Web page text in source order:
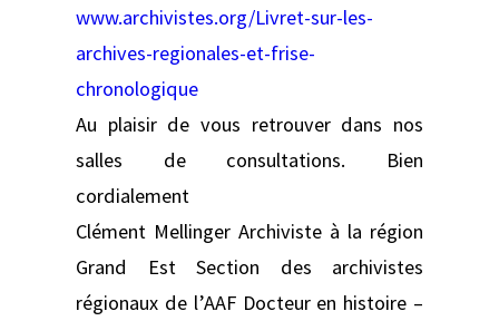
www.archivistes.org/Livret-sur-les-
archives-regionales-et-frise-
chronologique
Au plaisir de vous retrouver dans nos
salles de consultations. Bien
cordialement
Clément Mellinger Archiviste à la région
Grand Est Section des archivistes
régionaux de l’AAF Docteur en histoire –